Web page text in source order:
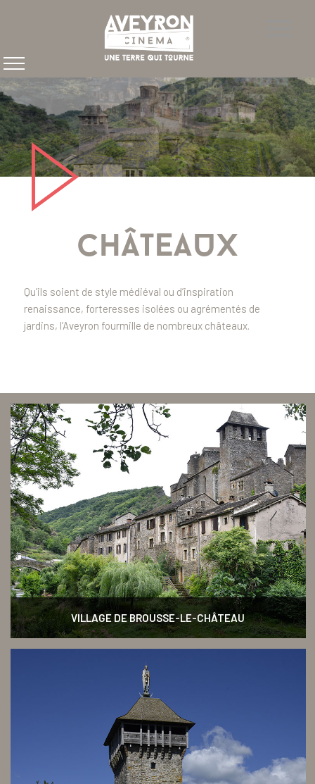
CHÂTEAUX
Qu’ils soient de style médiéval ou d’inspiration
renaissance, forteresses isolées ou agrémentés de
jardins, l’Aveyron fourmille de nombreux châteaux.
VILLAGE DE BROUSSE-LE-CHÂTEAU